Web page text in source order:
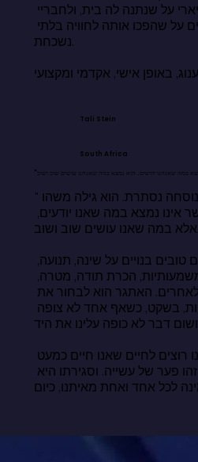
נשכחת.
Tali Stein
South Africa
"חקר האושר לא גילה נוסחה נסתרת. הוא גילה משהו
אלא במה שאנו עושים שוב ושוב.
ושום דבר לא כופה עלינו את היד.